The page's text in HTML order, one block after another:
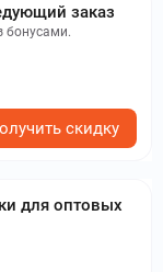
заказ
бонусами.
скидку
для оптовых